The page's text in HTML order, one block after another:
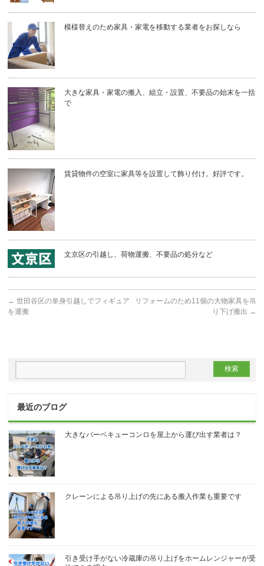
模様替えのため家具・家電を移動する業者をお探しなら
大きな家具・家電の搬入、組立・設置、不要品の始末を一括
で
賃貸物件の空室に家具等を設置して飾り付け。好評です。
文京区の引越し、荷物運搬、不要品の処分など
← 世田谷区の単身引越しでフィギュア
を運搬
リフォームのため11個の大物家具を吊
り下げ搬出 →
最近のブログ
大きなバーベキューコンロを屋上から運び出す業者は？
クレーンによる吊り上げの先にある搬入作業も重要です
引き受け手がない冷蔵庫の吊り上げをホームレンジャーが受